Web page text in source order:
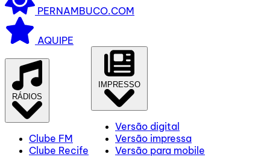
PERNAMBUCO.COM
AQUIPE
RÁDIOS
Clube FM
Clube Recife
IMPRESSO
Versão digital
Versão impressa
Versão para mobile